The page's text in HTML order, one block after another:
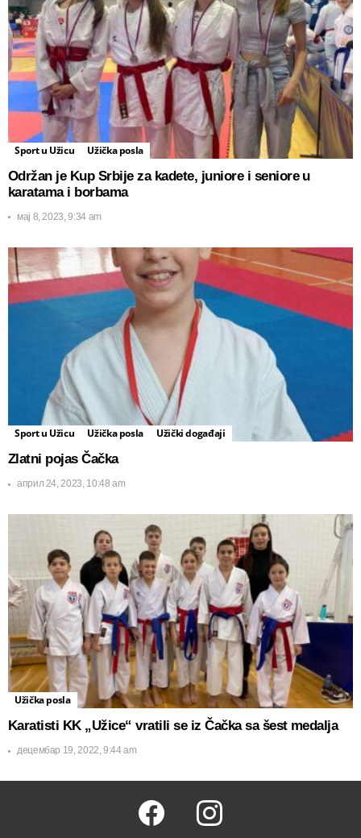
Sport u Užicu Užička posla
Održan je Kup Srbije za kadete, juniore i seniore u
karatama i borbama
мај 8, 2023, 9:34 am
Sport u Užicu Užička posla Užički događaji
Zlatni pojas Čačka
април 24, 2023, 10:48 am
Užička posla
Karatisti KK „Užice“ vratili se iz Čačka sa šest medalja
децембар 19, 2022, 9:44 am
Facebook Instagram